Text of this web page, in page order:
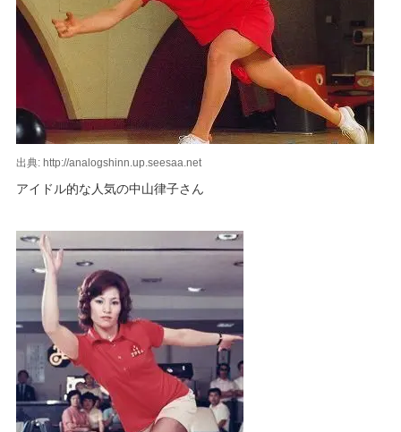
出典: http://analogshinn.up.seesaa.net
アイドル的な人気の中山律子さん